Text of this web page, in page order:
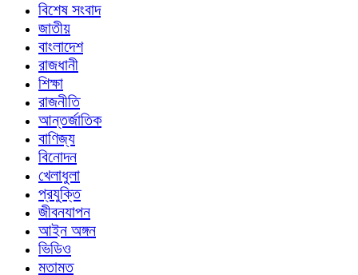
বিশেষ সংবাদ
জাতীয়
বাংলাদেশ
রাজধানী
শিক্ষা
রাজনীতি
আন্তর্জাতিক
বাণিজ্য
বিনোদন
খেলাধুলা
প্রযুক্তি
জীবনযাপন
আইন অঙ্গন
ভিডিও
মতামত